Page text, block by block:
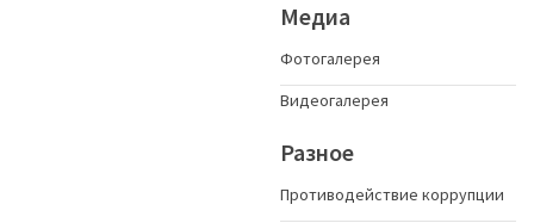
Медиа
Фотогалерея
Видеогалерея
Разное
Противодействие коррупции